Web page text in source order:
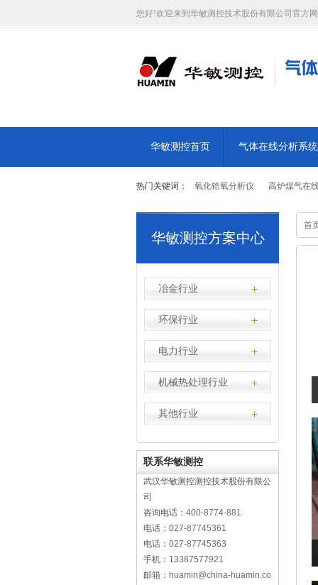
您好!欢迎来到华敏测控技术股份有限公司官方
华敏测控首页 气体在线分析系统
热门关键词： 氧化锆氧分析仪 高炉煤气在
华敏测控方案中心
冶金行业
环保行业
电力行业
机械热处理行业
其他行业
联系华敏测控
武汉华敏测控测控技术股份有限公
司
咨询电话： 400-8774-881
电话： 027-87745361
电话： 027-87745363
手机： 13387577921
邮箱： huamin@china-huamin.co
首